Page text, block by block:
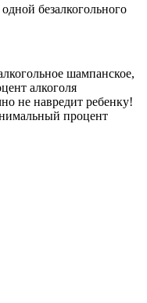
безалкогольного
шампанское,
алкоголя
не навредит ребенку!
процент